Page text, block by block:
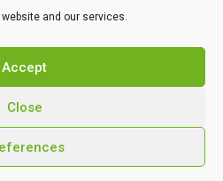
and our services.
Accept
Close
AVT GROUP a.s.